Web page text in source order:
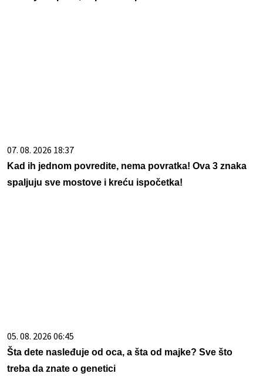
07. 08. 2026 18:37
Kad ih jednom povredite, nema povratka! Ova 3 znaka
spaljuju sve mostove i kreću ispočetka!
05. 08. 2026 06:45
Šta dete nasleđuje od oca, a šta od majke? Sve što
treba da znate o genetici